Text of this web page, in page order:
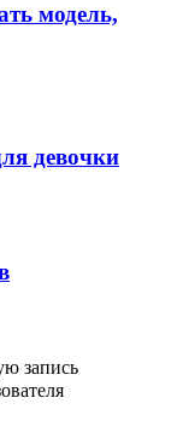
модель,
девочки
запись